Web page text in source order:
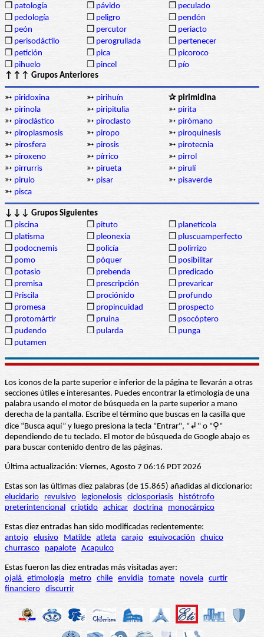
❒ patología ❒ pávido ❒ peculado
❒ pedología ❒ peligro ❒ pendón
❒ peón ❒ percutor ❒ periacto
❒ perisodáctilo ❒ perogrullada ❒ pertenecer
❒ petición ❒ pica ❒ picoroco
❒ pihuelo ❒ pincel ❒ pío
↑↑↑ Grupos Anteriores
➳ piridoxina ➳ pirihuín
✰ pirimidina
➳ pirinola ➳ piripitulia ➳ pirita
➳ piroclástico ➳ piroclasto ➳ pirómano
➳ piroplasmosis ➳ piropo ➳ piroquinesis
➳ pirosfera ➳ pirosis ➳ pirotecnia
➳ piroxeno ➳ pírrico ➳ pirrol
➳ pirrurris ➳ pirueta ➳ pirulí
➳ pirulo ➳ pisar ➳ pisaverde
➳ pisca
↓↓↓ Grupos Siguientes
❒ piscina ❒ pituto ❒ planetícola
❒ platisma ❒ pleonexia ❒ pluscuamperfecto
❒ podocnemis ❒ policía ❒ polirrizo
❒ pomo ❒ póquer ❒ posibilitar
❒ potasio ❒ prebenda ❒ predicado
❒ premisa ❒ prescripción ❒ prevaricar
❒ Priscila ❒ prociónido ❒ profundo
❒ promesa ❒ propincuidad ❒ prospecto
❒ protomártir ❒ pruina ❒ psocóptero
❒ pudendo ❒ pularda ❒ punga
❒ putamen
Los iconos de la parte superior e inferior de la página te llevarán a otras
secciones útiles e interesantes. Puedes encontrar la etimología de una
palabra usando el motor de búsqueda en la parte superior a mano
derecha de la pantalla. Escribe el término que buscas en la casilla que
dice “Busca aquí” y luego presiona la tecla "Entrar", "↲" o "⚲"
dependiendo de tu teclado. El motor de búsqueda de Google abajo es
para buscar contenido dentro de las páginas.
Última actualización: Viernes, Agosto 7 06:16 PDT 2026
Estas son las últimas diez palabras (de 15.865) añadidas al diccionario:
elucidario
revulsivo legionelosis ciclosporiasis
histótrofo
preterintencional críptido achicar doctrina monocárpico
Estas diez entradas han sido modificadas recientemente:
antojo elusivo Matilde atleta carajo equivocación
chuico
churrasco
papalote Acapulco
Estas fueron las diez entradas más visitadas ayer:
ojalá etimología metro chile envidia tomate novela curtir
financiero discurrir